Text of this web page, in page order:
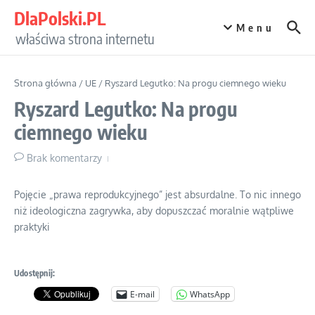
DlaPolski.PL
właściwa strona internetu
Menu
Strona główna / UE / Ryszard Legutko: Na progu ciemnego wieku
Ryszard Legutko: Na progu
ciemnego wieku
Brak komentarzy
Pojęcie „prawa reprodukcyjnego” jest absurdalne. To nic innego
niż ideologiczna zagrywka, aby dopuszczać moralnie wątpliwe
praktyki
Udostępnij:
E-mail WhatsApp